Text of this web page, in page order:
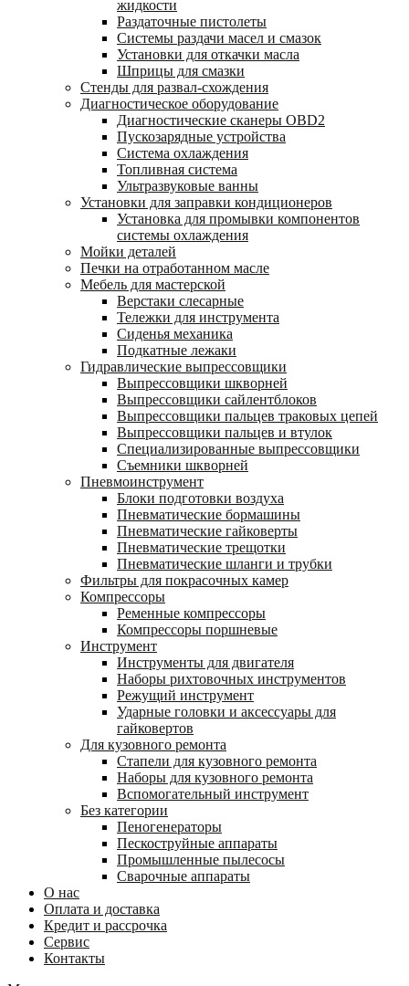
жидкости
Раздаточные пистолеты
Системы раздачи масел и смазок
Установки для откачки масла
Шприцы для смазки
Стенды для развал-схождения
Диагностическое оборудование
Диагностические сканеры OBD2
Пускозарядные устройства
Система охлаждения
Топливная система
Ультразвуковые ванны
Установки для заправки кондиционеров
Установка для промывки компонентов
системы охлаждения
Мойки деталей
Печки на отработанном масле
Мебель для мастерской
Верстаки слесарные
Тележки для инструмента
Сиденья механика
Подкатные лежаки
Гидравлические выпрессовщики
Выпрессовщики шкворней
Выпрессовщики сайлентблоков
Выпрессовщики пальцев траковых цепей
Выпрессовщики пальцев и втулок
Специализированные выпрессовщики
Cъемники шкворней
Пневмоинструмент
Блоки подготовки воздуха
Пневматические бормашины
Пневматические гайковерты
Пневматические трещотки
Пневматические шланги и трубки
Фильтры для покрасочных камер
Компрессоры
Ременные компрессоры
Компрессоры поршневые
Инструмент
Инструменты для двигателя
Наборы рихтовочных инструментов
Режущий инструмент
Ударные головки и аксессуары для
гайковертов
Для кузовного ремонта
Стапели для кузовного ремонта
Наборы для кузовного ремонта
Вспомогательный инструмент
Без категории
Пеногенераторы
Пескоструйные аппараты
Промышленные пылесосы
Сварочные аппараты
О нас
Оплата и доставка
Кредит и рассрочка
Сервис
Контакты